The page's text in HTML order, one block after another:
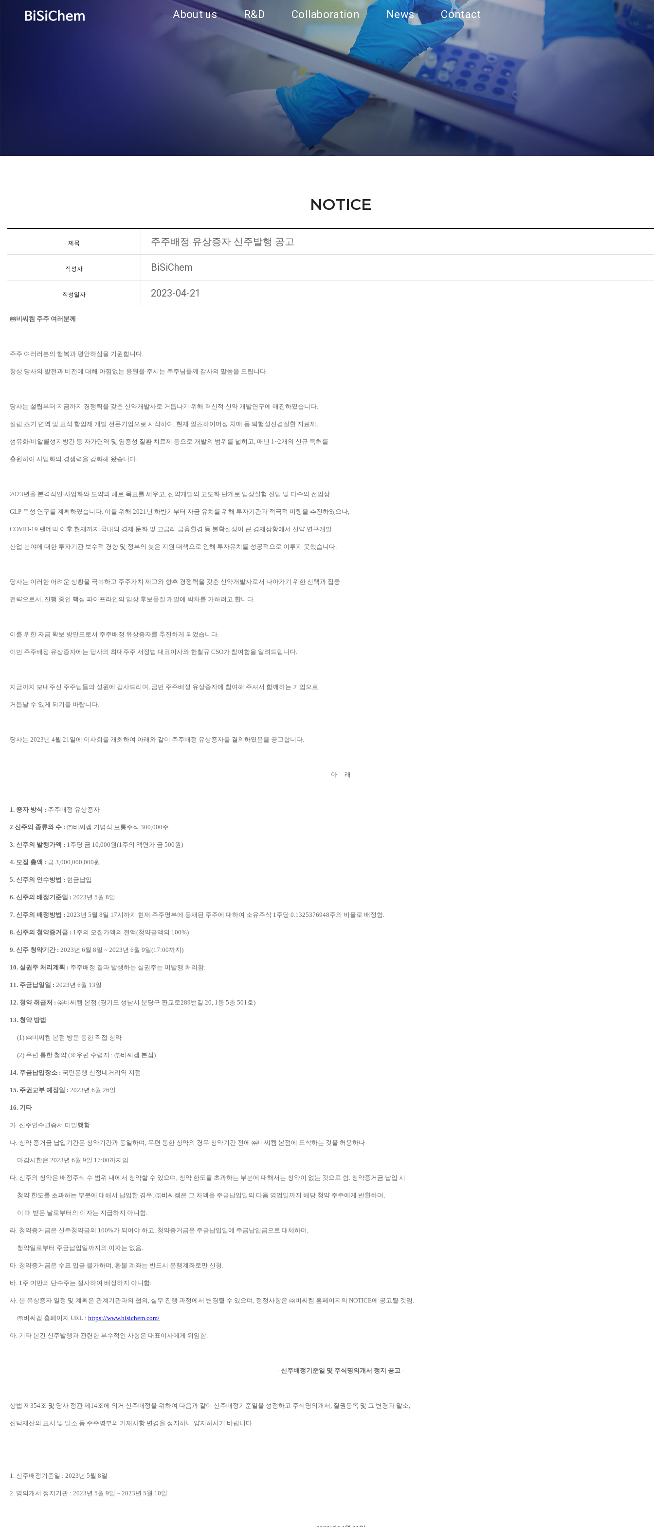
About us R&D Collaboration News Contact
NOTICE
제목 주주배정 유상증자 신주발행 공고
작성자 BiSiChem
작성일자 2023-04-21
㈜비씨켐 주주 여러분께
주주 여러러분의 행복과 평안하심을 기원합니다.
항상 당사의 발전과 비전에 대해 아낌없는 응원을 주시는 주주님들께 감사의 말씀을 드립니다.
당사는 설립부터 지금까지 경쟁력을 갖춘 신약개발사로 거듭나기 위해 혁신적 신약 개발연구에 매진하였습니다.
설립 초기 면역 및 표적 항암제 개발 전문기업으로 시작하여 , 현재 알츠하이머성 치매 등 퇴행성신경질환 지료제 ,
섬유화/비알콜성지방간 등 자가면역 및 염증성 질환 치료제 등으로 개발의 범위를 넓히고, 매년 1~2개의 신규 특허를
출원하여 사업화의 경쟁력을 강화해 왔습니다.
2023년을 본격적인 사업화와 도약의 해로 목표를 세우고, 신약개발의 고도화 단계로 임상실험 진입 및 다수의 전임상
GLP 독성 연구를 계획하였습니다. 이를 위해 2021년 하반기부터 자금 유치를 위해 투자기관과 적극적 미팅을 추진하였으나,
COVID-19 팬데믹 이후 현재까지 국내외 경제 둔화 및 고금리 금융환경 등 불확실성이 큰 경제상황에서 신약 연구개발
산업 분야에 대한 투자기관 보수적 경향 및 정부의 늦은 지원 대책으로 인해 투자유치를 성공적으로 이루지 못했습니다.
당사는 이러한 어려운 상황을 극복하고 주주가치 제고와 향후 경쟁력을 갖춘 신약개발사로서 나아가기 위한 선택과 집중
전략으로서 , 진행 중인 핵심 파이프라인의 임상 후보물질 개발에 박차를 가하려고 합니다.
이를 위한 자금 확보 방안으로서 주주배정 유상증자를 추진하게 되었습니다.
이번 주주배정 유상증자에는 당사의 최대주주 서정법 대표이사와 한철규 CSO가 참여함을 알려드립니다.
지금까지 보내주신 주주님들의 성원에 감사드리며 , 금번 주주배정 유상증자에 참여해 주셔서 함께하는 기업으로
거듭날 수 있게 되기를 바랍니다.
당사는 2023년 4월 21일에 이사회를 개최하여 아래와 같이 주주배정 유상증자를 결의하였음을 공고합니다.
- 아 래 -
1. 증자 방식 : 주주배정 유상증자
2 신주의 종류와 수 : ㈜비씨켐 기명식 보통주식 300,000주
3. 신주의 발행가액 : 1주당 금 10,000원(1주의 액면가 금 500원)
4. 모집 총액 : 금 3,000,000,000원
5. 신주의 인수방법 : 현금납입
6. 신주의 배정기준일 : 2023년 5월 8일
7. 신주의 배정방법 : 2023년 5월 8일 17시까지 현재 주주명부에 등재된 주주에 대하여 소유주식 1주당 0.1325376948주의 비율로 배정함.
8. 신주의 청약증거금 : 1주의 모집가액의 전액(청약금액의 100%)
9. 신주 청약기간 : 2023년 6월 8일 ~ 2023년 6월 9일(17:00까지)
10. 실권주 처리계획 : 주주배정 결과 발생하는 실권주는 미발행 처리함.
11. 주금납일일 : 2023년 6월 13일
12. 청약 취급처 : ㈜비씨켐 본점 (경기도 성남시 분당구 판교로289번길 20, 1동 5층 501호)
13. 청약 방법
(1) ㈜비씨켐 본점 방문 통한 직접 청약
(2) 우편 통한 청약 (※ 우편 수령지 : ㈜비씨켐 본점)
14. 주금납입장소 : 국민은행 신정네거리역 지점
15. 주권교부 예정일 : 2023년 6월 26일
16. 기타
가. 신주인수권증서 미발행함.
나. 청약 증거금 납입기간은 청약기간과 동일하며 , 우편 통한 청약의 경우 청약기간 전에 ㈜비씨켐 본점에 도착하는 것을 허용하나
마감시한은 2023년 6월 9일 17:00까지임 .
다. 신주의 청약은 배정주식 수 범위 내에서 청약할 수 있으며 , 청약 한도를 초과하는 부분에 대해서는 청약이 없는 것으로 함. 청약증거금 납입 시
청약 한도를 초과하는 부분에 대해서 납입한 경우, ㈜비씨켐은 그 차액을 주금납입일의 다음 영업일까지 해당 청약 주주에게 반환하며 ,
이 때 받은 날로부터의 이자는 지급하지 아니함.
라. 청약증거금은 신주청약금의 100%가 되어야 하고, 청약증거금은 주금납입일에 주금납입금으로 대체하며 ,
청약일로부터 주금납입일까지의 이자는 없음.
마. 청약증거금은 수표 입금 불가하며 , 환불 계좌는 반드시 은행계좌로만 신청 .
바. 1주 미만의 단수주는 절사하여 배정하지 아니함.
사. 본 유상증자 일정 및 계획은 관계기관과의 협의 , 실무 진행 과정에서 변경될 수 있으며 , 정정사항은 ㈜비씨켐 홈페이지의 NOTICE에 공고될 것임 .
㈜비씨켐 홈페이지 URL : https://www.bisichem.com/
아. 기타 본건 신주발행과 관련한 부수적인 사항은 대표이사에게 위임함.
- 신주배정기준일 및 주식명의개서 정지 공고 -
상법 제354조 및 당사 정관 제 14조에 의거 신주배정을 위하여 다음과 같이 신주배정기준일을 성정하고 주식명의개서 , 질권등록 및 그 변경과 말소,
신탁재산의 표시 및 말소 등 주주명부의 기재사항 변경을 정지하니 양지하시기 바랍니다.
1. 신주배정기준일 : 2023년 5월 8일
2. 명의개서 정지기관 : 2023년 5월 9일 ~ 2023년 5월 10일